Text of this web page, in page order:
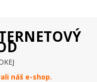
náš e-shop.